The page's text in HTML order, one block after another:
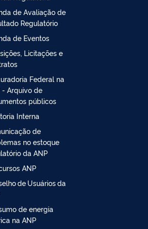
de Avaliação de
Regulatório
de Eventos
Licitações e
Federal na
- Arquivo de
públicos
Interna
de
no estoque
da ANP
ANP
de Usuários da
de energia
na ANP